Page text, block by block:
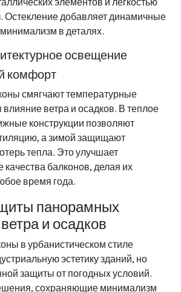
Остекление добавляет динамичные
в деталях.
освещение
комфорт
смягчают температурные
ветра и осадков. В теплое
конструкции позволяют
а зимой защищают
тепла. Это улучшает
балконов, делая их
время года.
панорамных
и осадков
в урбанистическом стиле
эстетику зданий, но
защиты от погодных условий.
сохраняющие минимализм